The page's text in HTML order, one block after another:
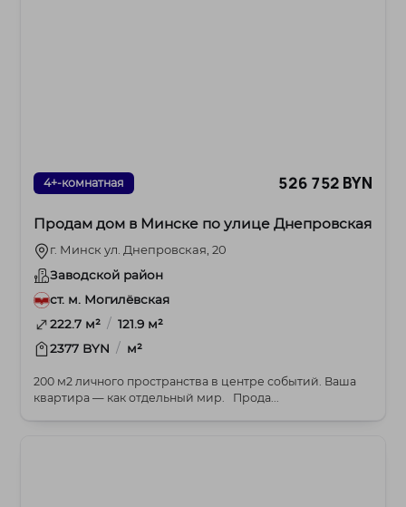
4+-комнатная 526 752 BYN
Продам дом в Минске по улице Днепровская
г. Минск ул. Днепровская, 20
Заводской район
ст. м. Могилёвская
222.7 м² / 121.9 м²
2377 BYN / м²
200 м2 личного пространства в центре событий. Ваша
квартира — как отдельный мир. Прода...